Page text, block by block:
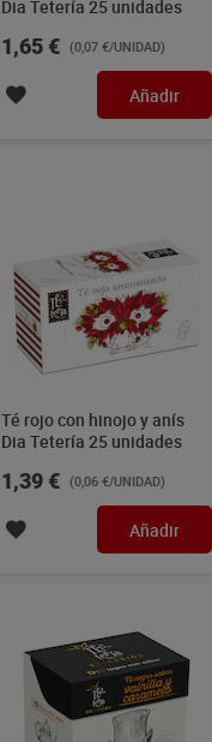
Dia Tetería 25 unidades
1,65 € (0,07 €/UNIDAD)
Añadir
Té rojo con hinojo y anís
Dia Tetería 25 unidades
1,39 € (0,06 €/UNIDAD)
Añadir